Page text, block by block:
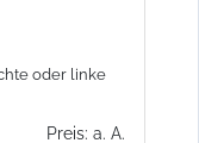
oder linke
Preis: a. A.